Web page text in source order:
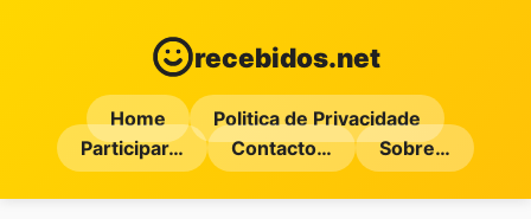
recebidos.net
Home
Politica de Privacidade
Participar…
Contacto… Sobre…